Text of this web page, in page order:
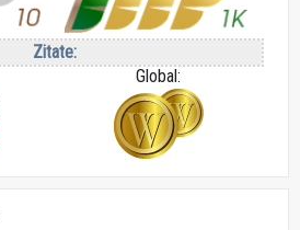
Zitate:
Global: